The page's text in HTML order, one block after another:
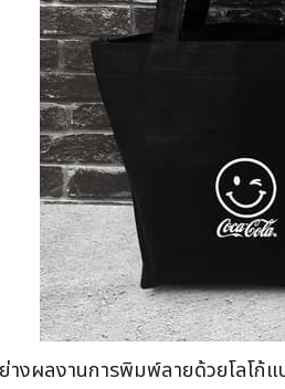
างผลงานการพิมพ์ลายด้วยโลโก้